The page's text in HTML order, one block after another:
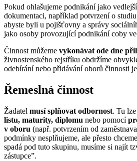
Pokud ohlašujeme podnikání jako
dokumentaci, například potvrzení o
abyste byli u pojišťovny a správy
jako osoby provozující podnikání coby
Činnost můžeme vykonávat ode dne
živnostenského rejstříku obdržíme
odebírání nebo přidávání oborů činnosti
Řemeslná činnost
Žadatel musí splňovat odbornost. Tu
listu, maturity, diplomu nebo pomocí
v oboru (např. potvrzením od
podmínky nesplňujeme, ale přesto
spadá pod tuto skupinu, musíme si najít
zástupce”.